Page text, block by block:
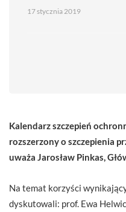
17 stycznia 2019
Kalendarz szczepień
rozszerzony o szczepienia
uważa Jarosław Pinkas,
Na temat korzyści
dyskutowali: prof. Ewa